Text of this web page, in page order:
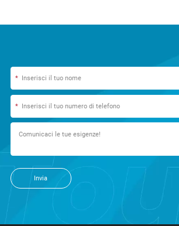
*
*
Invia